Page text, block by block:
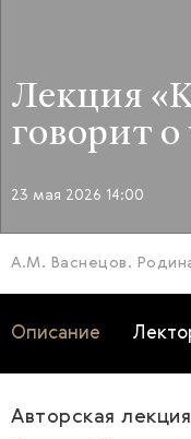
Лекция
говорит
23 мая 2026 14:00
А.М. Васнецов.
Описание
Авторская